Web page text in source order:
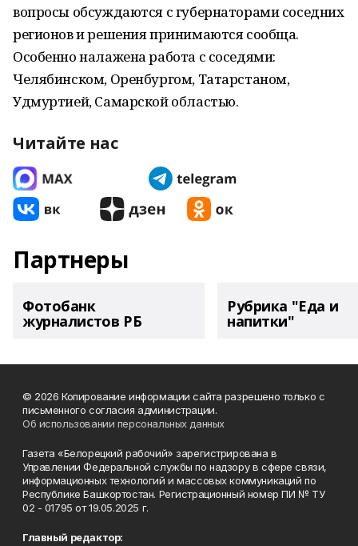
вопросы обсуждаются с губернаторами соседних
регионов и решения принимаются сообща.
Особенно налажена работа с соседями:
Челябинском, Оренбургом, Татарстаном,
Удмуртией, Самарской областью.
Читайте нас
Партнеры
Фотобанк
журналистов РБ
Рубрика "Еда и
напитки"
© 2026 Копирование информации сайта разрешено только с
письменного согласия администрации.
Об использовании персональных данных
Газета «Белорецкий рабочий» зарегистрирована в
Управлении Федеральной службы по надзору в сфере связи,
информационных технологий и массовых коммуникаций по
Республике Башкортостан. Регистрационный номер ПИ № ТУ
02 - 01795 от 19.05.2025 г.
Главный редактор: